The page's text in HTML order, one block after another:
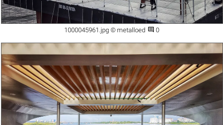
1000045961.jpg © metalloed  0